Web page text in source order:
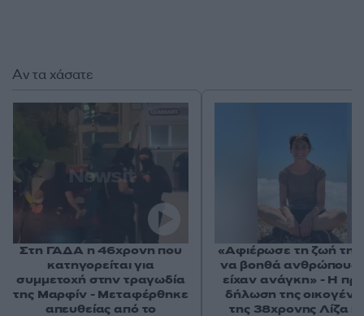
Αν τα χάσατε
Στη ΓΑΔΑ η 46χρονη που
κατηγορείται για
συμμετοχή στην τραγωδία
της Μαρφίν - Μεταφέρθηκε
απευθείας από το
«Αφιέρωσε τη ζωή της
να βοηθά ανθρώπους
είχαν ανάγκη» - Η
δήλωση της
της 38χρονης Λίζα